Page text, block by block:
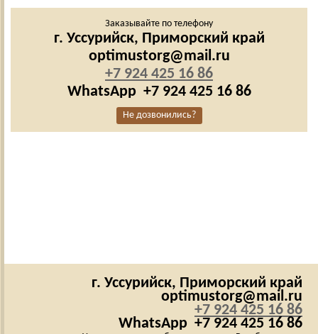
Заказывайте по телефону
г. Уссурийск, Приморский край
optimustorg@mail.ru
+7 924 425 16 86
WhatsApp +7 924 425 16 86
Не дозвонились?
г. Уссурийск, Приморский край
optimustorg@mail.ru
+7 924 425 16 86
WhatsApp +7 924 425 16 86